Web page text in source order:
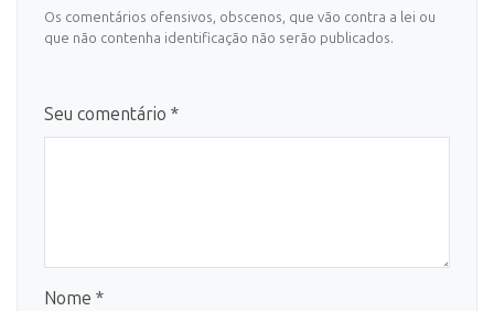
Os comentários ofensivos, obscenos, que vão contra a lei ou
que não contenha identificação não serão publicados.
Seu comentário *
Nome *